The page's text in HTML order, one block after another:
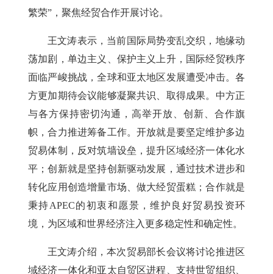
繁荣”，聚焦经贸合作开展讨论。
王文涛表示，当前国际局势变乱交织，地缘动
荡加剧，单边主义、保护主义上升，国际经贸秩序
面临严峻挑战，全球和亚太地区发展遭受冲击。各
方更加期待会议能够凝聚共识、取得成果。中方正
与各方保持密切沟通，高举开放、创新、合作旗
帜，合力推进筹备工作。开放就是要坚定维护多边
贸易体制，反对筑墙设垒，提升区域经济一体化水
平；创新就是坚持创新驱动发展，通过技术进步和
转化应用创造增量市场、做大经贸蛋糕；合作就是
秉持APEC的初衷和愿景，维护良好贸易投资环
境，为区域和世界经济注入更多稳定性和确定性。
王文涛介绍，本次贸易部长会议将讨论推进区
域经济一体化和亚太自贸区进程、支持世贸组织、